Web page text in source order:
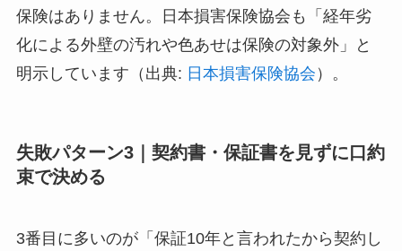
保険はありません。日本損害保険協会も「経年劣
化による外壁の汚れや色あせは保険の対象外」と
明示しています（出典: 日本損害保険協会 ）。
失敗パターン3｜契約書・保証書を見ずに口約
束で決める
3番目に多いのが「保証10年と言われたから契約し